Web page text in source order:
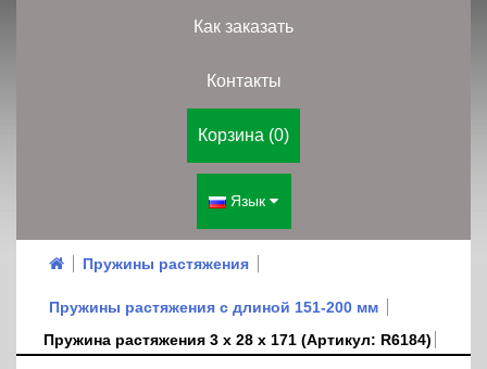
Как заказать
Контакты
Корзина (0)
Язык
Пружины растяжения
Пружины растяжения с длиной 151-200 мм
Пружина растяжения 3 х 28 х 171 (Артикул: R6184)